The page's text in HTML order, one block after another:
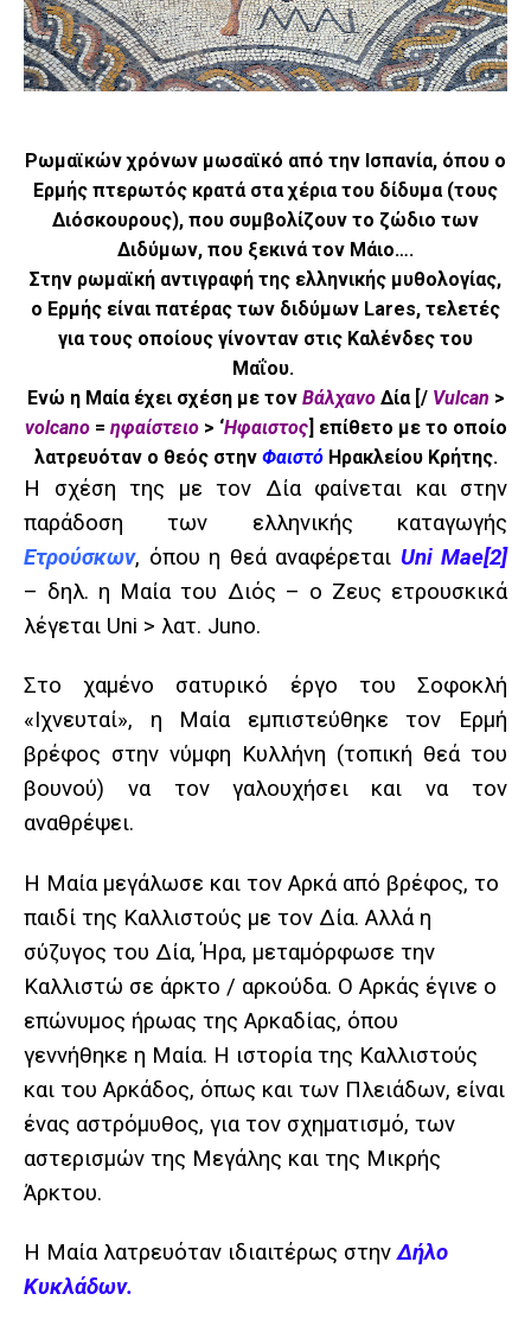
Ρωμαϊκών χρόνων μωσαϊκό από την Ισπανία, όπου ο
Ερμής πτερωτός κρατά στα χέρια του δίδυμα (τους
Διόσκουρους), που συμβολίζουν το ζώδιο των
Διδύμων, που ξεκινά τον Μάιο….
Στην ρωμαϊκή αντιγραφή της ελληνικής μυθολογίας,
ο Ερμής είναι πατέρας των διδύμων Lares, τελετές
για τους οποίους γίνονταν στις Καλένδες του
Μαΐου.
Ενώ η Μαία έχει σχέση με τον Βάλχανο Δία [/ Vulcan >
volcano = ηφαίστειο > ‘Ηφαιστος] επίθετο με το οποίο
λατρευόταν ο θεός στην Φαιστό Ηρακλείου Κρήτης.
Η σχέση της με τον Δία φαίνεται και στην
παράδοση των ελληνικής καταγωγής
Ετρούσκων, όπου η θεά αναφέρεται Uni Mae[2]
– δηλ. η Μαία του Διός – ο Ζευς ετρουσκικά
λέγεται Uni > λατ. Juno.
Στο χαμένο σατυρικό έργο του Σοφοκλή
«Ιχνευταί», η Μαία εμπιστεύθηκε τον Ερμή
βρέφος στην νύμφη Κυλλήνη (τοπική θεά του
βουνού) να τον γαλουχήσει και να τον
αναθρέψει.
Η Μαία μεγάλωσε και τον Αρκά από βρέφος, το
παιδί της Καλλιστούς με τον Δία. Αλλά η
σύζυγος του Δία, Ήρα, μεταμόρφωσε την
Καλλιστώ σε άρκτο / αρκούδα. Ο Αρκάς έγινε ο
επώνυμος ήρωας της Αρκαδίας, όπου
γεννήθηκε η Μαία. Η ιστορία της Καλλιστούς
και του Αρκάδος, όπως και των Πλειάδων, είναι
ένας αστρόμυθος, για τον σχηματισμό, των
αστερισμών της Μεγάλης και της Μικρής
Άρκτου.
Η Μαία λατρευόταν ιδιαιτέρως στηνΔήλο
Κυκλάδων.